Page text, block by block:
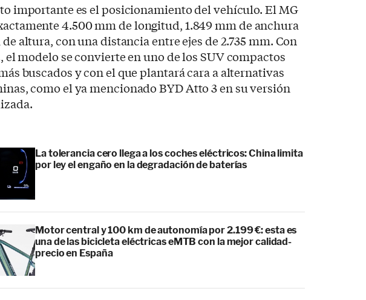
importante es el posicionamiento del vehículo. El MG
4.500 mm de longitud, 1.849 mm de anchura
de altura, con una distancia entre ejes de 2.735 mm. Con
el modelo se convierte en uno de los SUV compactos
buscados y con el que plantará cara a alternativas
como el ya mencionado BYD Atto 3 en su versión
La tolerancia cero llega a los coches eléctricos: China limita
por ley el engaño en la degradación de baterías
Motor central y 100 km de autonomía por 2.199 €: esta es
una de las bicicleta eléctricas eMTB con la mejor calidad-
precio en España